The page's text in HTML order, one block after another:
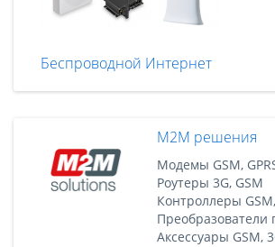
Беспроводной Интернет
M2M решения
Модемы GSM,
Роутеры 3G, GSM
Контроллеры
Преобразователи
Аксессуары GSM,